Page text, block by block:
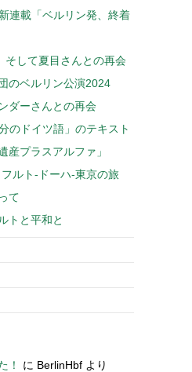
連載「ベルリン発、終着
そして夏目さんとの再会
のベルリン公演2024
ダーさんとの再会
のドイツ語」のテキスト
産プラスアルファ」
ルト-ドーハ-東京の旅
て
トと平和と
！ に BerlinHbf より